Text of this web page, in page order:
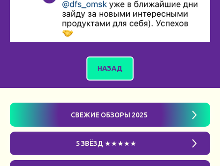
НАЗАД
СВЕЖИЕ ОБЗОРЫ 2025
5 ЗВЁЗД ★★★★★